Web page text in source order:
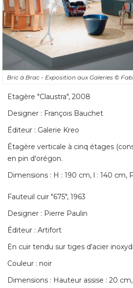
Bric à Brac - Exposition aux Galeries ©
Etagère "Claustra", 2008
Designer : François Bauchet
Éditeur : Galerie Kreo
Étagère verticale à cinq étages
en pin d'orégon.
Dimensions : H : 190 cm, l : 140 cm,
Fauteuil cuir "675", 1963
Designer : Pierre Paulin
Éditeur : Artifort
En cuir tendu sur tiges d'acier
Couleur : noir
Dimensions : Hauteur assise : 20